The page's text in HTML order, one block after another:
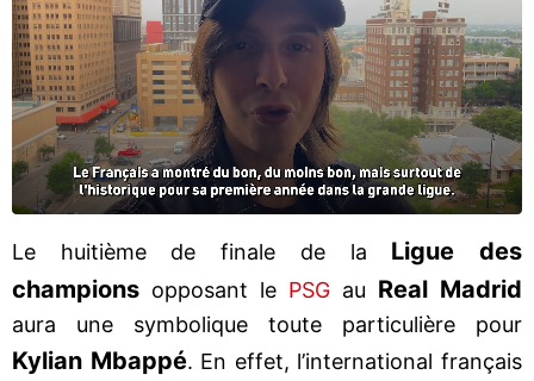
Le huitième de finale de la Ligue des
champions opposant le PSG au Real Madrid
aura une symbolique toute particulière pour
Kylian Mbappé. En effet, l’international français